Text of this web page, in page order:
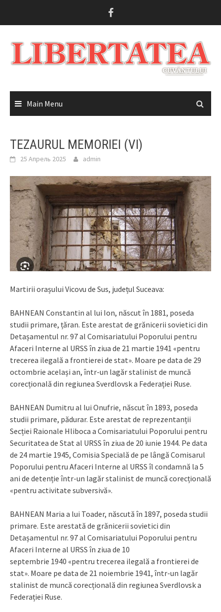
Main Menu
TEZAURUL MEMORIEI (VI)
25 Апрель 2025 admin
Martirii orașului Vicovu de Sus, județul Suceava:
BAHNEAN Constantin al lui Ion, născut în 1881, poseda
studii primare, țăran. Este arestat de grănicerii sovietici din
Detașamentul nr. 97 al Comisariatului Poporului pentru
Afaceri Interne al URSS în ziua de 21 martie 1941 «pentru
trecerea ilegală a frontierei de stat». Moare pe data de 29
octombrie același an, într-un lagăr stalinist de muncă
corecțională din regiunea Sverdlovsk a Federației Ruse.
BAHNEAN Dumitru al lui Onufrie, născut în 1893, poseda
studii primare, pădurar. Este arestat de reprezentanții
Secției Raionale Hliboca a Comisariatului Poporului pentru
Securitatea de Stat al URSS în ziua de 20 iunie 1944. Pe data
de 24 martie 1945, Comisia Specială de pe lângă Comisarul
Poporului pentru Afaceri Interne al URSS îl condamnă la 5
ani de detenție într-un lagăr stalinist de muncă corecțională
«pentru activitate subversivă».
BAHNEAN Maria a lui Toader, născută în 1897, poseda studii
primare. Este arestată de grănicerii sovietici din
Detașamentul nr. 97 al Comisariatului Poporului pentru
Afaceri Interne al URSS în ziua de 10
septembrie 1940 «pentru trecerea ilegală a frontierei de
stat». Moare pe data de 21 noiembrie 1941, într-un lagăr
stalinist de muncă corecțională din regiunea Sverdlovsk a
Federației Ruse.